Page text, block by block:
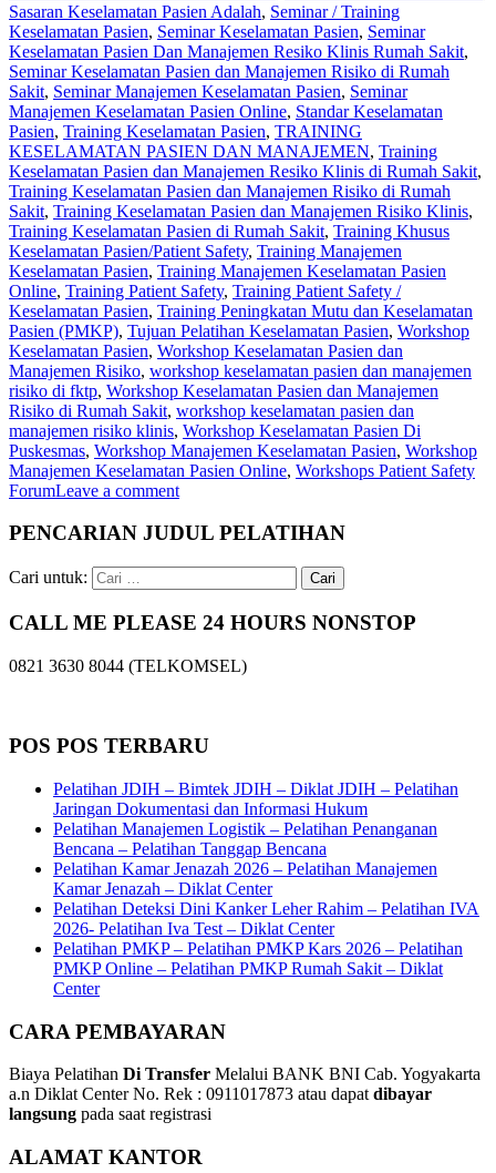
Sasaran Keselamatan Pasien Adalah, Seminar / Training
Keselamatan Pasien, Seminar Keselamatan Pasien, Seminar
Keselamatan Pasien Dan Manajemen Resiko Klinis Rumah Sakit,
Seminar Keselamatan Pasien dan Manajemen Risiko di Rumah
Sakit, Seminar Manajemen Keselamatan Pasien, Seminar
Manajemen Keselamatan Pasien Online, Standar Keselamatan
Pasien, Training Keselamatan Pasien, TRAINING
KESELAMATAN PASIEN DAN MANAJEMEN, Training
Keselamatan Pasien dan Manajemen Resiko Klinis di Rumah Sakit,
Training Keselamatan Pasien dan Manajemen Risiko di Rumah
Sakit, Training Keselamatan Pasien dan Manajemen Risiko Klinis,
Training Keselamatan Pasien di Rumah Sakit, Training Khusus
Keselamatan Pasien/Patient Safety, Training Manajemen
Keselamatan Pasien, Training Manajemen Keselamatan Pasien
Online, Training Patient Safety, Training Patient Safety /
Keselamatan Pasien, Training Peningkatan Mutu dan Keselamatan
Pasien (PMKP), Tujuan Pelatihan Keselamatan Pasien, Workshop
Keselamatan Pasien, Workshop Keselamatan Pasien dan
Manajemen Risiko, workshop keselamatan pasien dan manajemen
risiko di fktp, Workshop Keselamatan Pasien dan Manajemen
Risiko di Rumah Sakit, workshop keselamatan pasien dan
manajemen risiko klinis, Workshop Keselamatan Pasien Di
Puskesmas, Workshop Manajemen Keselamatan Pasien, Workshop
Manajemen Keselamatan Pasien Online, Workshops Patient Safety
ForumLeave a comment
PENCARIAN JUDUL PELATIHAN
Cari untuk:
CALL ME PLEASE 24 HOURS NONSTOP
0821 3630 8044 (TELKOMSEL)
POS POS TERBARU
Pelatihan JDIH – Bimtek JDIH – Diklat JDIH – Pelatihan
Jaringan Dokumentasi dan Informasi Hukum
Pelatihan Manajemen Logistik – Pelatihan Penanganan
Bencana – Pelatihan Tanggap Bencana
Pelatihan Kamar Jenazah 2026 – Pelatihan Manajemen
Kamar Jenazah – Diklat Center
Pelatihan Deteksi Dini Kanker Leher Rahim – Pelatihan IVA
2026- Pelatihan Iva Test – Diklat Center
Pelatihan PMKP – Pelatihan PMKP Kars 2026 – Pelatihan
PMKP Online – Pelatihan PMKP Rumah Sakit – Diklat
Center
CARA PEMBAYARAN
Biaya Pelatihan Di Transfer Melalui BANK BNI Cab. Yogyakarta
a.n Diklat Center No. Rek : 0911017873 atau dapatdibayar
langsung pada saat registrasi
ALAMAT KANTOR